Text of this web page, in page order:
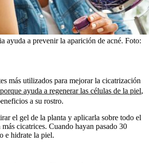
ayuda a prevenir la aparición de acné. Foto:
más utilizados para mejorar la cicatrización
ayuda a regenerar las células de la piel,
a su rostro.
el gel de la planta y aplicarla sobre todo el
cicatrices. Cuando hayan pasado 30
e hidrate la piel.